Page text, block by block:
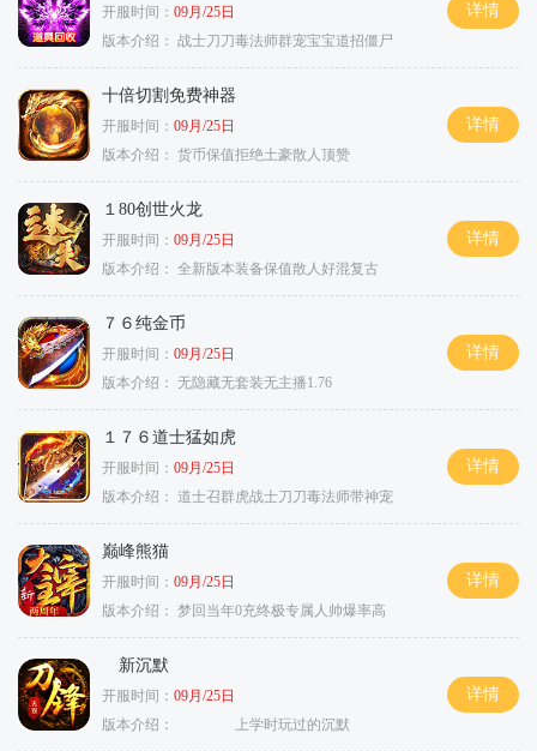
开服时间： 09月/25日
版本介绍： 战士刀刀毒法师群宠宝宝道招僵尸
详情
十倍切割免费神器
开服时间： 09月/25日
版本介绍： 货币保值拒绝土豪散人顶赞
详情
１80创世火龙
开服时间： 09月/25日
版本介绍： 全新版本装备保值散人好混复古
详情
７６纯金币
开服时间： 09月/25日
版本介绍： 无隐藏无套装无主播1.76
详情
１７６道士猛如虎
开服时间： 09月/25日
版本介绍： 道士召群虎战士刀刀毒法师带神宠
详情
巅峰熊猫
开服时间： 09月/25日
版本介绍： 梦回当年0充终极专属人帅爆率高
详情
新沉默
开服时间： 09月/25日
版本介绍：
上学时玩过的沉默
详情